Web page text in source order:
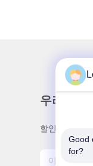
우리 뉴스
할인 및 더 많
Good
for?